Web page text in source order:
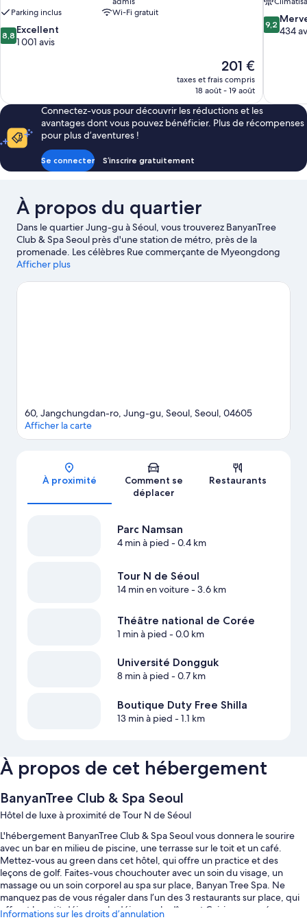
Parking inclus
Wi-Fi gratuit
8.8
sur
8,8 Excellent
1 001 avis
Le
nouveau
prix
de
201 €
201 €
taxes et frais compris
18 août - 19 août
9.2
sur
9,2
434
Connectez-vous pour découvrir les réductions et les
avantages dont vous pouvez bénéficier. Plus de récompenses
pour plus d’aventures !
Se connecter S’inscrire gratuitement
À propos du quartier
Dans le quartier Jung-gu à Séoul, vous trouverez BanyanTree
Club & Spa Seoul près d'une station de métro, près de la
promenade. Les célèbres Rue commerçante de Myeongdong
et Marché Namdaemun valent le détour si une mission
apprécier la beauté naturelle des lieux ? Partez à la découverte
Afficher plus
Carte
60, Jangchungdan-ro, Jung-gu, Seoul, Seoul, 04605
Afficher la carte
À proximité
Comment se
déplacer
Restaurants
Parc Namsan
4 min à pied - 0.4 km
Tour N de Séoul
14 min en voiture- 3.6 km
Théâtre national de Corée
1 min à pied - 0.0 km
Université Dongguk
8 min à pied - 0.7 km
Boutique Duty Free Shilla
13 min à pied - 1.1 km
À propos de cet hébergement
BanyanTree Club & Spa Seoul
Hôtel de luxe à proximité de Tour N de Séoul
L'hébergement BanyanTree Club & Spa Seoul vous donnera le sourire
avec un bar en milieu de piscine, une terrasse sur le toit et un café.
Mettez-vous au green dans cet hôtel, qui offre un practice et des
leçons de golf. Faites-vous chouchouter avec un soin du visage, un
massage ou un soin corporel au spa sur place, Banyan Tree Spa. Ne
manquez pas de vous régaler dans l’un des 3 restaurants sur place, qui
offrent le petit déjeuner, le déjeuner, le dîner et Cuisine européenne
Informations sur les droits d’annulation